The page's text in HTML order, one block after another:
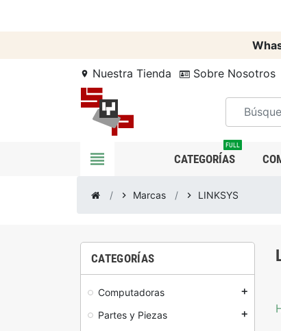
location_on Nuestra Tienda Sobre Nosotros
view_headline CATEGORÍAS
FULL
chevron_right Marcas chevron_right LINKSYS
CATEGORÍAS
Computadoras add
Partes y Piezas add